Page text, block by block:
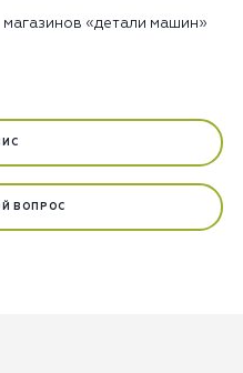
магазинов «детали машин»
ВОПРОС